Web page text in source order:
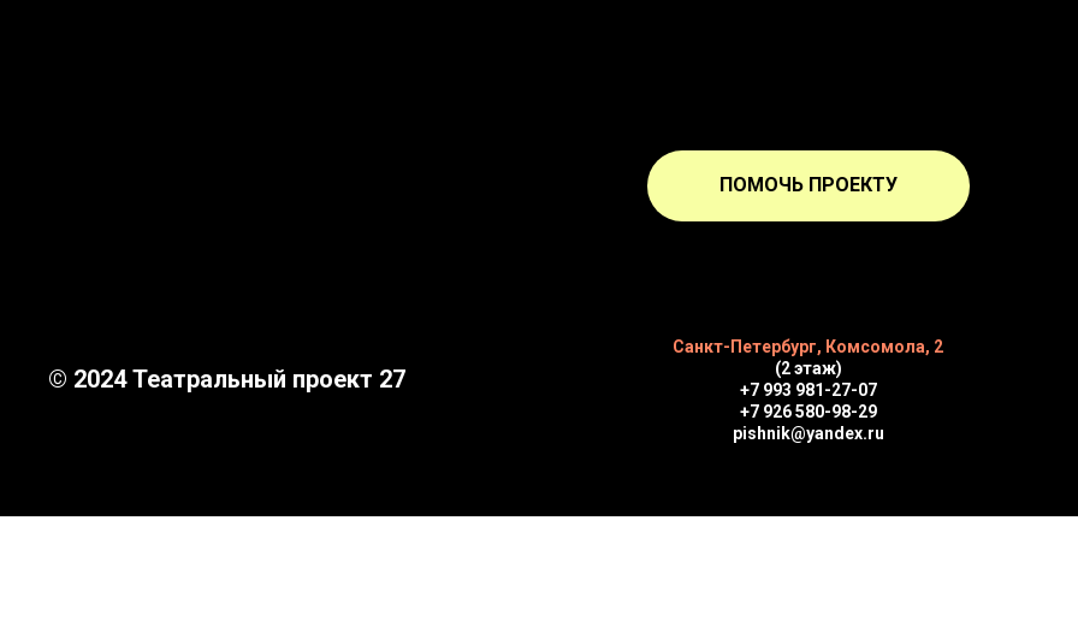
ПОМОЧЬ ПРОЕКТУ
© 2024 Театральный проект 27
Санкт-Петербург, Комсомола, 2
(2 этаж)
+7 993 981-27-07
+7 926 580-98-29
pishnik@yandex.ru